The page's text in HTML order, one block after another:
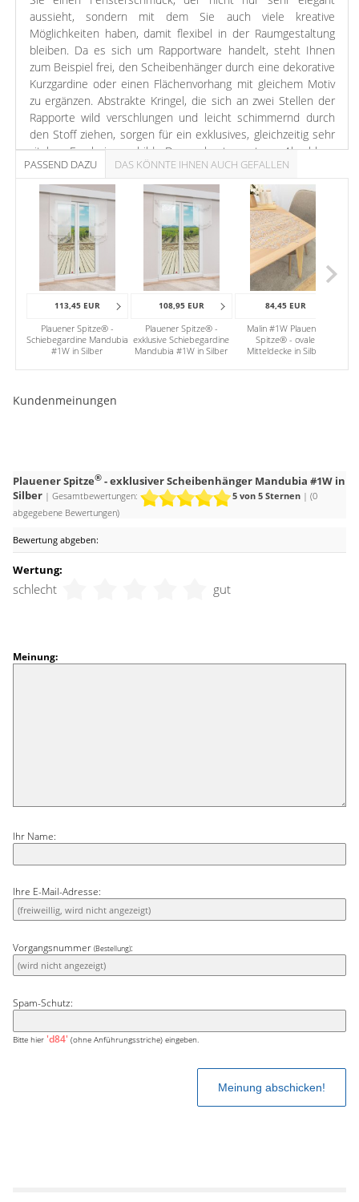
aussieht, sondern mit dem Sie auch viele kreative
Möglichkeiten haben, damit flexibel in der Raumgestaltung
bleiben. Da es sich um Rapportware handelt, steht Ihnen
zum Beispiel frei, den Scheibenhänger durch eine dekorative
Kurzgardine oder einen Flächenvorhang mit gleichem Motiv
zu ergänzen. Abstrakte Kringel, die sich an zwei Stellen der
Rapporte wild verschlungen und leicht schimmernd durch
den Stoff ziehen, sorgen für ein exklusives, gleichzeitig sehr
vitales Erscheinungsbild. Der gebogte untere Abschluss
harmoniert perfekt mit dem Muster, welches an beiden
Seiten von zwei Doppellinien gesäumt ist. Dank
unterschiedlicher Farbvarianten lassen sich die Kringel
dezent oder kontrastreich in Szene setzen. Die Transparenz
des Polyesters verspricht ein reizvolles Spiel von Licht und
Schatten und lässt Ihre Räume lange hell und freundlich
bleiben. Erhältlich ist der maßgefertigte Behang in
verschiedenen Größen. Der Stangendurchzug am oberen
Abschluss ermöglicht ein einfaches Anbringen am Fenster
Sie den Stoff schonend in der Maschine waschen wollen.
Hier gibt es die Möglichkeit, das Erscheinungsbild am
Fenster mit einer Zierstange oder Beschwerungsleiste zu
mit einer geeigneten Schere selbst ein.
warme Atmosphäre und bringt andere Farben noch stärker
zum Leuchten. In der Kombination mit lieblichen
Pastelltönen wie Rosé, Himmelblau, Hellgelb, Mint oder
Mauve entsteht ein stimmungsvolles Flair.
PASSEND DAZU DAS KÖNNTE IHNEN AUCH GEFALLEN
113,45 EUR
Plauener Spitze® -
Schiebegardine Mandubia
#1W in Silber
108,95 EUR
Plauener Spitze® -
exklusive Schiebegardine
Mandubia #1W in Silber
84,45 EUR
Malin #1W Plauener
Spitze® - ovale
Mitteldecke in Silber
Kundenmeinungen
Plauener Spitze®- exklusiver Scheibenhänger Mandubia #1W in
Silber| Gesamtbewertungen: 5 von 5 Sternen | (0
abgegebene Bewertungen)
Bewertung abgeben:
Wertung:
schlecht gut
Meinung:
Ihr Name:
Ihre E-Mail-Adresse:
Vorgangsnummer (Bestellung):
Spam-Schutz:
Bitte hier 'd84' (ohne Anführungsstriche) eingeben.